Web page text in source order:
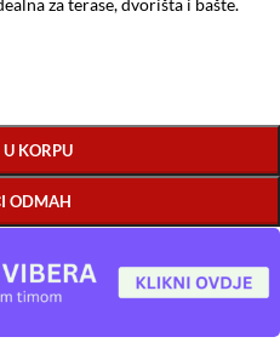
za terase, dvorišta i bašte.
KORPU
ODMAH